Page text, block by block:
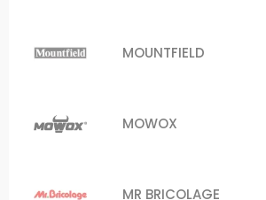
MOUNTFIELD
MOWOX
MR BRICOLAGE